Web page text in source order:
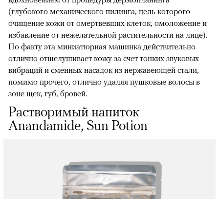
(глубокого механического пилинга, цель которого —
очищение кожи от омертвевших клеток, омоложение и
избавление от нежелательной растительности на лице).
По факту эта миниатюрная машинка действительно
отлично отшелушивает кожу за счет тонких звуковых
вибраций и сменных насадок из нержавеющей стали,
помимо прочего, отлично удаляя пушковые волосы в
зоне щек, губ, бровей.
Растворимый напиток
Anandamide, Sun Potion